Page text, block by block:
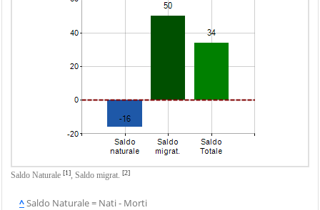
Saldo Naturale [1], Saldo migrat. [2]
^Saldo Naturale = Nati - Morti